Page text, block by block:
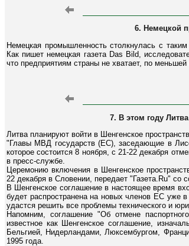
6. Немецкой
Немецкая промышленность столкнулась с
Как пишет немецкая газета Das Bild,
что предприятиям страны не хватает, по
7. В этом году
Литва планируют войти в Шенгенское
"Главы МВД государств (ЕС), заседающие в
которое состоится 8 ноября, с 21-22 декабря
в пресс-службе.
Церемонию включения в Шенгенское
22 декабря в Словении, передает "Газета.Ru" со
В Шенгенское соглашение в настоящее время
будет распространена на новых членов ЕС уже
удастся решить все проблемы технического и
Напомним, соглашение "Об отмене
известное как Шенгенское соглашение,
Бельгией, Нидерландами, Люксембургом,
1995 года.